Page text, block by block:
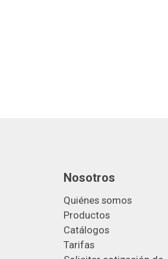
Nosotros
Quiénes somos
Productos
Catálogos
Tarifas